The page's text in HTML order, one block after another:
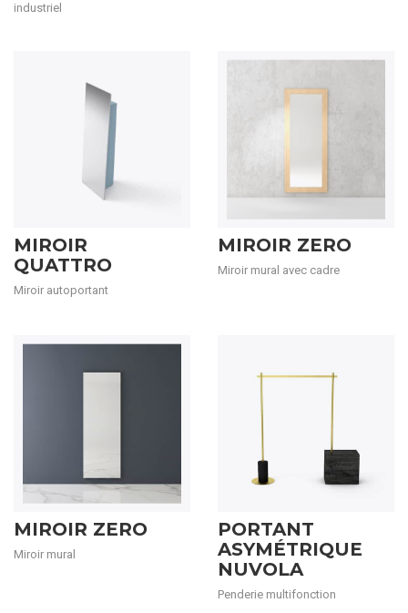
industriel
MIROIR
QUATTRO
Miroir autoportant
MIROIR ZERO
Miroir mural avec cadre
MIROIR ZERO
Miroir mural
PORTANT
ASYMÉTRIQUE
NUVOLA
Penderie multifonction